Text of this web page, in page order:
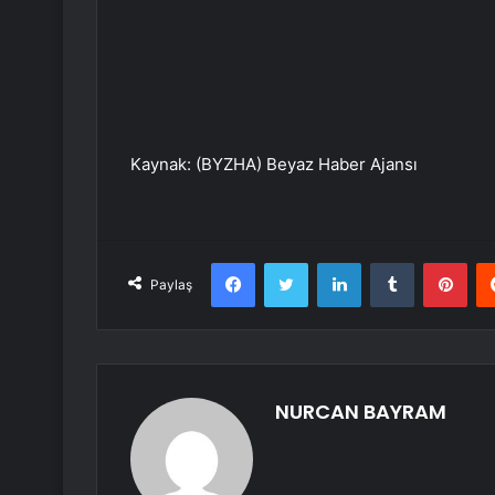
Kaynak: (BYZHA) Beyaz Haber Ajansı
Paylaş
FacebookTwitter LinkedInTumblr
NURCAN BAYRAM